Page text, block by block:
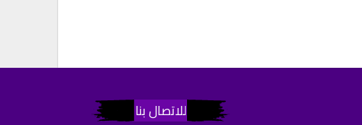
للاتصال بنا